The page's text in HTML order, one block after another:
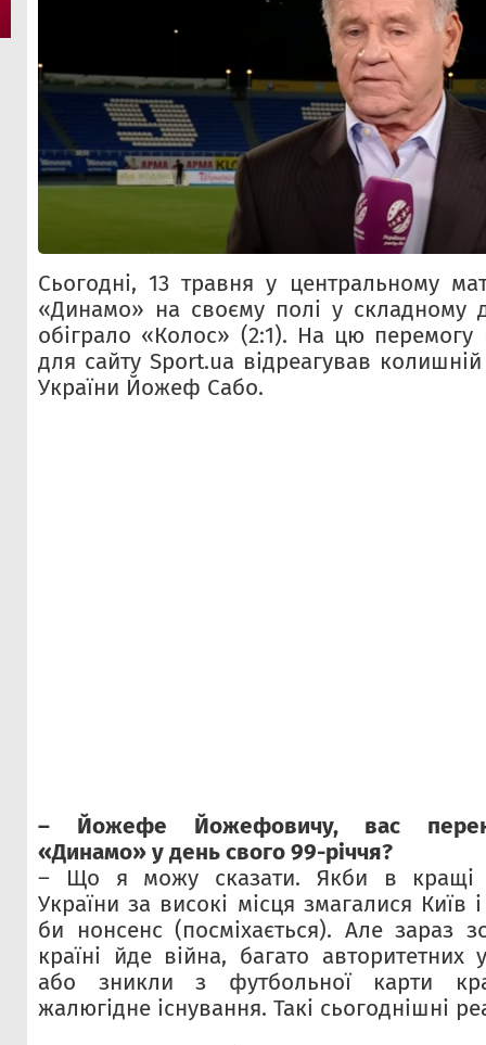
Сьогодні, 13 травня у центральному
«Динамо» на своєму полі у складному
обіграло «Колос» (2:1). На цю перемогу
для сайту Sport.ua відреагував колишній
України Йожеф Сабо.
– Йожефе Йожефовичу, вас
«Динамо» у день свого 99-річчя?
– Що я можу сказати. Якби в кращі
України за високі місця змагалися Київ
би нонсенс (посміхається). Але зараз
країні йде війна, багато авторитетних
або зникли з футбольної карти
жалюгідне існування. Такі сьогоднішні